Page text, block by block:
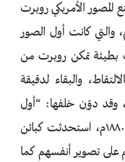
الأمريكي روبرت
داجيريةً لنفسه عام ١٨٣٩م، والتي كانت أول الصور
بطيئة تمكن روبرت من
والبقاء لدقيقة
وقد دوّن خلفها: “أول
صورة ضوئية على الإطلاق.” وفي عام ١٨٨٠م، استحدثت كبائن
على تصوير أنفسهم كما